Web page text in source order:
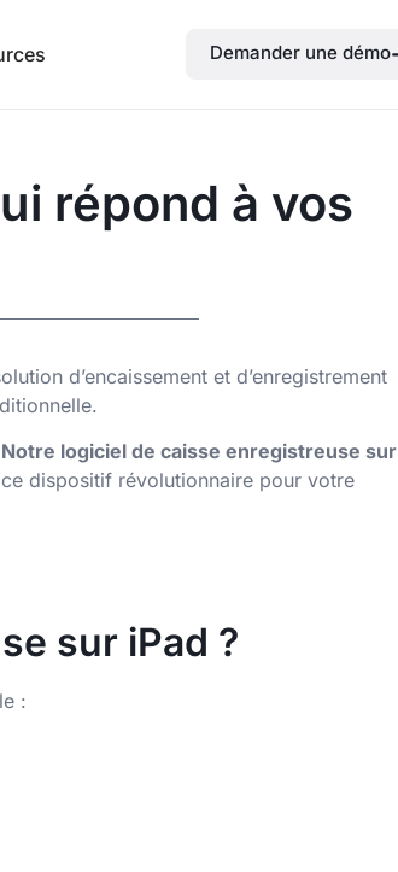
Demander une démo
répond à vos
d’encaissement et d’enregistrement
Notre logiciel de caisse enregistreuse sur
dispositif révolutionnaire pour votre
sur iPad ?
: